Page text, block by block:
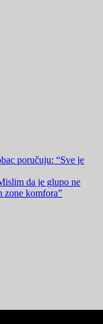
poručuju: “Sve je
da je glupo ne
zone komfora”